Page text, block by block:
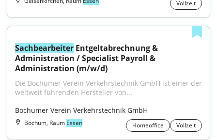
Vollzeit
Sachbearbeiter Entgeltabrechnung &
Administration / Specialist Payroll &
Administration (m/w/d)
Die Bochumer Verein Verkehrstechnik GmbH ist einer der
weltweit führenden Hersteller von...
Bochumer Verein Verkehrstechnik GmbH
Bochum, Raum Essen Homeoffice Vollzeit